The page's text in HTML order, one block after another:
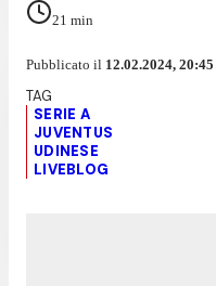
21 min
Pubblicato il 12.02.2024, 20:45
SERIE A
JUVENTUS
UDINESE
LIVEBLOG